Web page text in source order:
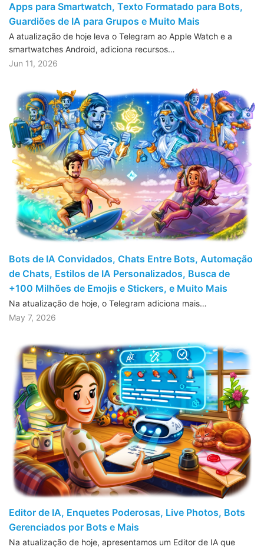
Apps para Smartwatch, Texto Formatado para Bots,
Guardiões de IA para Grupos e Muito Mais
A atualização de hoje leva o Telegram ao Apple Watch e a
smartwatches Android, adiciona recursos…
Jun 11, 2026
Bots de IA Convidados, Chats Entre Bots, Automação
de Chats, Estilos de IA Personalizados, Busca de
+100 Milhões de Emojis e Stickers, e Muito Mais
Na atualização de hoje, o Telegram adiciona mais…
May 7, 2026
Editor de IA, Enquetes Poderosas, Live Photos, Bots
Gerenciados por Bots e Mais
Na atualização de hoje, apresentamos um Editor de IA que